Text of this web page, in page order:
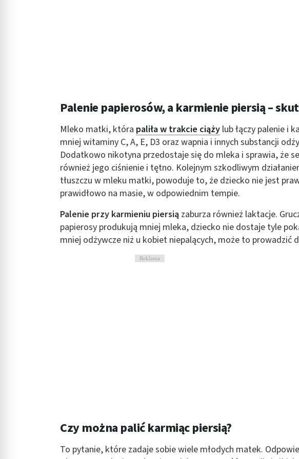
Palenie papierosów, a karmienie piersią –
Mleko matki, która paliła w trakcie ciąży lub łączy palenie i
mniej witaminy C, A, E, D3 oraz wapnia i innych substancji
Dodatkowo nikotyna przedostaje się do mleka i sprawia, że
również jego ciśnienie i tętno. Kolejnym szkodliwym
tłuszczu w mleku matki, powoduje to, że dziecko nie jest
prawidłowo na masie, w odpowiednim tempie.
Palenie przy karmieniu piersią zaburza również laktacje.
papierosy produkują mniej mleka, dziecko nie dostaje tyle
mniej odżywcze niż u kobiet niepalących, może to prowadzić
Reklama
Czy można palić karmiąc piersią?
To pytanie, które zadaje sobie wiele młodych matek.
Identyfikowanie urządzeń na podstawie aktywnie żądanych informacji
Wydajność (Performance)
Reklama / śledzenie